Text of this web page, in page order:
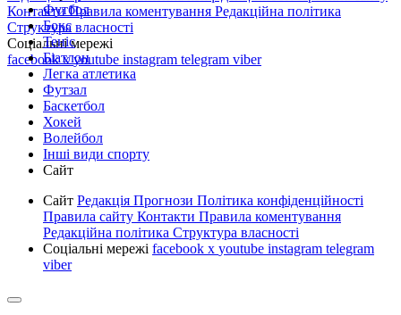
КонтактиПравила коментування Редакційна політика
Структура власності
Соціальні мережі
facebookxyoutube instagram telegram viber
Футбол
Бокс
Теніс
Біатлон
Легка атлетика
Футзал
Баскетбол
Хокей
Волейбол
Інші види спорту
Сайт
Сайт Редакція Прогнози Політика конфіденційності
Правила сайту Контакти Правила коментування
Редакційна політика Структура власності
Соціальні мережі facebook x youtube instagram telegram
viber